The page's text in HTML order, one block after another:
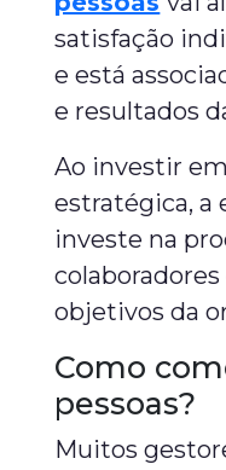
satisfação
e está
e resultados
Ao investir
estratégica, a
investe na
objetivos da
Como
pessoas?
Muitos